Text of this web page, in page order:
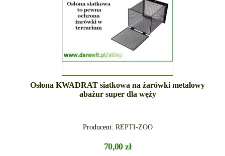
Osłona KWADRAT siatkowa na żarówki metalowy
abażur super dla węży
Producent: REPTI-ZOO
70,00 zł